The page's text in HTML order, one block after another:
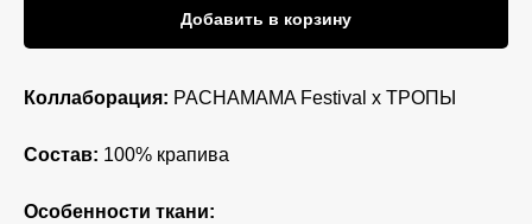
Добавить в корзину
Коллаборация: PACHAMAMA Festival х ТРОПЫ
Состав: 100% крапива
Особенности ткани: